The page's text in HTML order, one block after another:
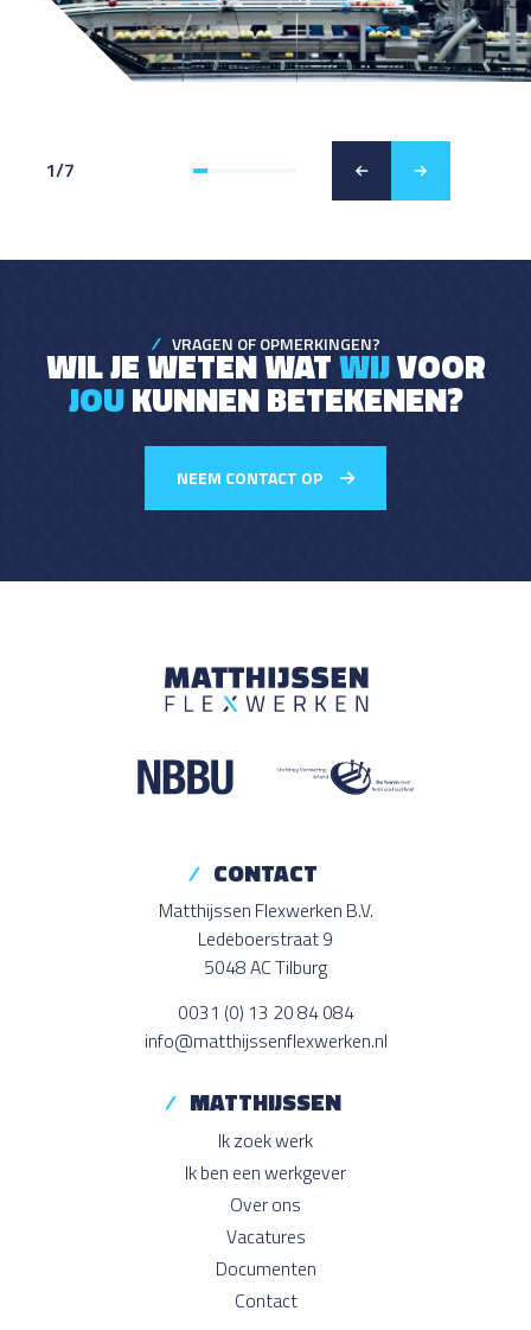
1/7
VRAGEN OF OPMERKINGEN?
WIL JE WETEN WATWIJVOOR
JOUKUNNEN BETEKENEN?
NEEM CONTACT OP
CONTACT
Matthijssen Flexwerken B.V.
Ledeboerstraat 9
5048 AC Tilburg
0031 (0) 13 20 84 084
info@matthijssenflexwerken.nl
MATTHIJSSEN
Ik zoek werk
Ik ben een werkgever
Over ons
Vacatures
Documenten
Contact